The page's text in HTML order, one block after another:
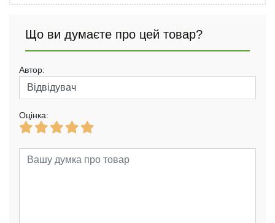
Що ви думаєте про цей товар?
Автор:
Оцінка: